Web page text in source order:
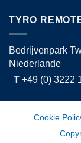
TYRO
Bedrijvenpark
Niederlande
T +49 (0) 3222
Cookie